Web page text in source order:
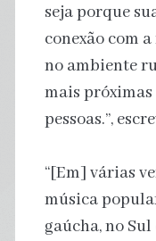
seja porque
conexão com
no ambiente
mais
pessoas.”,
“[Em] várias
música
gaúcha, no